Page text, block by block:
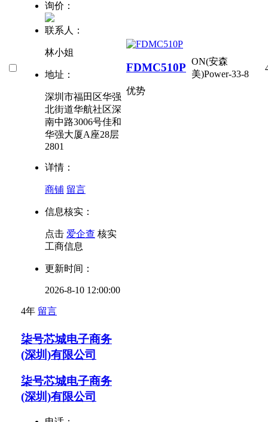
询价：
联系人：
林小姐
地址：
深圳市福田区华强
北街道华航社区深
南中路3006号佳和
华强大厦A座28层
2801
详情：
商铺 留言
信息核实：
点击 爱企查 核实
工商信息
更新时间：
2026-8-10 12:00:00
4年 留言
FDMC510P
优势
ON(安森
美)Power-33-8
柒号芯城电子商务
(深圳)有限公司
柒号芯城电子商务
(深圳)有限公司